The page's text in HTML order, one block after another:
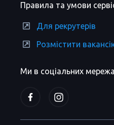
Ми в соціальних
Правила та умови
Для рекрутерів
Розмістити